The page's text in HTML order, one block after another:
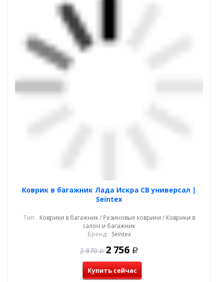
Коврик в багажник Лада Искра СВ универсал |
Seintex
Тип: Коврики в багажник / Резиновые коврики / Коврики в
салон и багажник
Бренд: Seintex
2 870 Р 2 756 Р
Купить сейчас